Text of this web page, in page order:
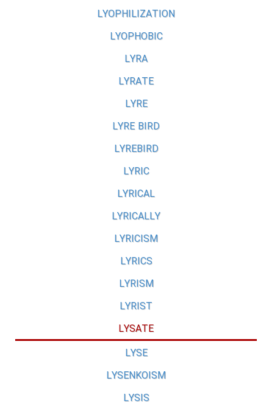
LYOPHILIZATION
LYOPHOBIC
LYRA
LYRATE
LYRE
LYRE BIRD
LYREBIRD
LYRIC
LYRICAL
LYRICALLY
LYRICISM
LYRICS
LYRISM
LYRIST
LYSATE
LYSE
LYSENKOISM
LYSIS